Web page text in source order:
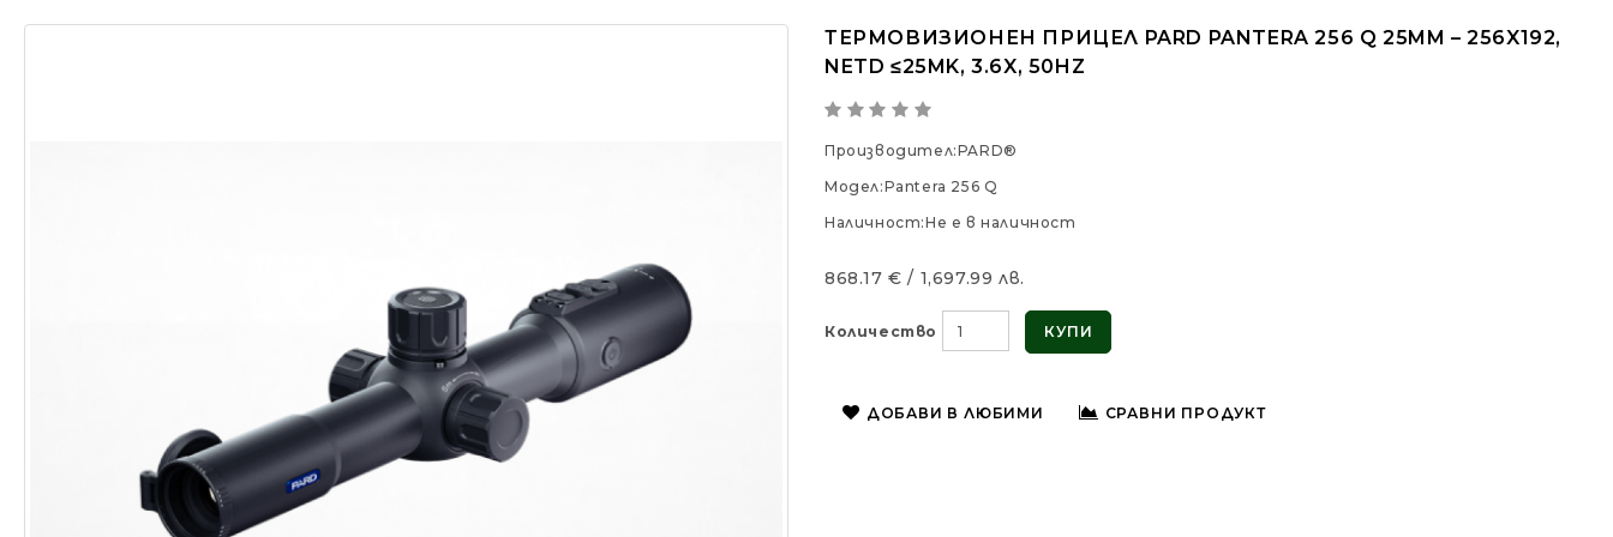
ТЕРМОВИЗИОНЕН ПРИЦЕЛ PARD PANTERA 256 Q 25MM – 256X192,
NETD ≤25MK, 3.6X, 50HZ
Производител:PARD®
Модел:Pantera 256 Q
Наличност:Не е в наличност
868.17 € / 1,697.99 лв.
Количество КУПИ
ДОБАВИ В ЛЮБИМИ СРАВНИ ПРОДУКТ